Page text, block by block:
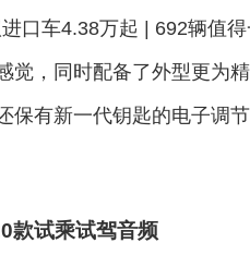
口车4.38万起 | 692辆值
觉，同时配备了外型更为
保有新一代钥匙的电子调
款试乘试驾音频